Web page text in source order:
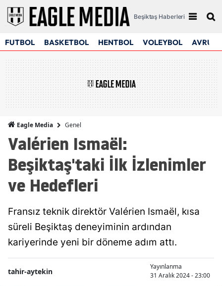
Beşiktaş Haberleri
FUTBOL BASKETBOL HENTBOL VOLEYBOL
Eagle Media Genel
Valérien Ismaël:
Beşiktaş'taki İlk İzlenimler
ve Hedefleri
Fransız teknik direktör Valérien Ismaël, kısa
süreli Beşiktaş deneyiminin ardından
kariyerinde yeni bir döneme adım attı.
tahir-aytekin
Yayınlanma
31 Aralık 2024 - 23:00